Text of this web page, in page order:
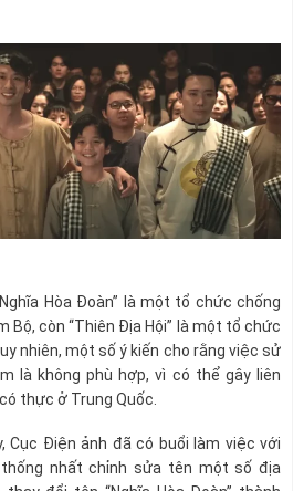
Hòa Đoàn” là một tổ chức chống
Bộ, còn “Thiên Địa Hội” là một tổ chức
nhiên, một số ý kiến cho rằng việc sử
là không phù hợp, vì có thể gây liên
thực ở Trung Quốc.
Cục Điện ảnh đã có buổi làm việc với
nhất chỉnh sửa tên một số địa